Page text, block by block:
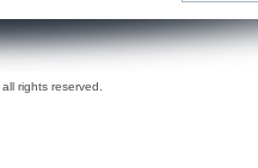
rights reserved.